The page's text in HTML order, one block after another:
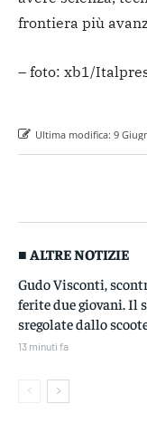
frontiera più
– foto: xb1/
Ultima modifica: 9
■ ALTRE NOTIZIE
Gudo Visconti,
ferite due giovani. Il
sregolate dallo
13 minuti fa